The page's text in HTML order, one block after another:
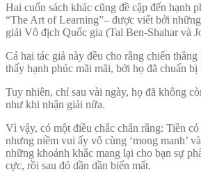
Hai cuốn sách khác cũng đề cập đến hạnh
“The Art of Learning”– được viết bởi
giải Vô địch Quốc gia (Tal Ben-Shahar và
Cả hai tác giả này đều cho rằng chiến
thấy hạnh phúc mãi mãi, bởi họ đã chuẩn
Tuy nhiên, chỉ sau vài ngày, họ đã không
như khi nhận giải nữa.
Vì vậy, có một điều chắc chắn rằng: Tiền
nhưng niềm vui ấy vô cùng ‘mong manh’
những khoảnh khắc mang lại cho bạn sự
cực, rồi sau đó dần dần biến mất.